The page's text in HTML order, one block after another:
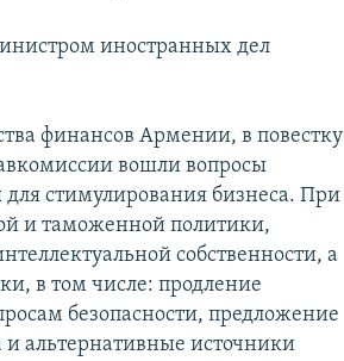
иностранных дел
финансов Армении, в повестку
вошли вопросы
стимулирования бизнеса. При
и таможенной политики,
собственности, а
в том числе: продление
безопасности, предложение
и альтернативные источники